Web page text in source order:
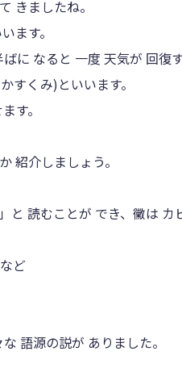
きましたね。
ます。
に なると 一度 天気が 回復
すくみ)といいます。
す。
紹介しましょう。
と 読むことが でき、黴は
ど
語源の説が ありました。